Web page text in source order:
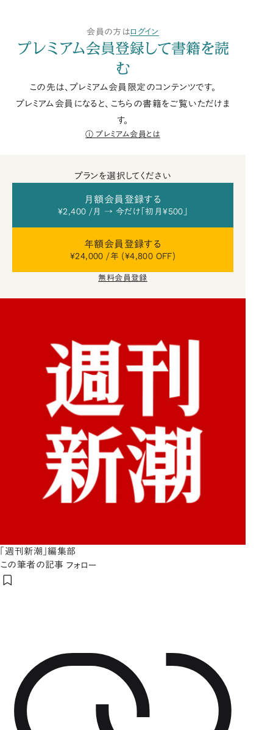
会員の方はログイン
プレミアム会員登録して書籍を読
む
この先は、プレミアム会員限定のコンテンツです。
プレミアム会員になると、こちらの書籍をご覧いただけま
す。
プレミアム会員とは
プランを選択してください
月額会員登録する
¥2,400 /月 → 今だけ「初月¥500」
年額会員登録する
¥24,000 /年 (¥4,800 OFF)
無料会員登録
「週刊新潮」編集部
この筆者の記事 フォロー